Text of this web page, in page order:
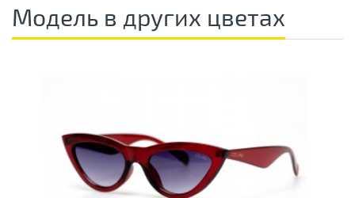
Модель в других цветах